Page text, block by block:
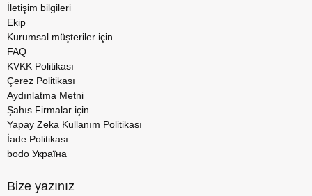
İletişim bilgileri
Ekip
Kurumsal müşteriler için
FAQ
KVKK Politikası
Çerez Politikası
Aydınlatma Metni
Şahıs Firmalar için
Yapay Zeka Kullanım Politikası
İade Politikası
bodo Україна
Bize yazınız